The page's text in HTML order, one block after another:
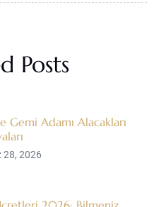
Posts
Gemi Adamı Alacakları
28, 2026